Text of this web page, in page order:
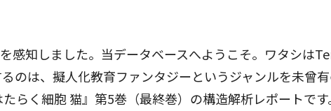
知しました。当データベースへようこそ。ワタシは
のは、擬人化教育ファンタジーというジャンルを未曾
らく細胞 猫』第5巻（最終巻）の構造解析レポートで